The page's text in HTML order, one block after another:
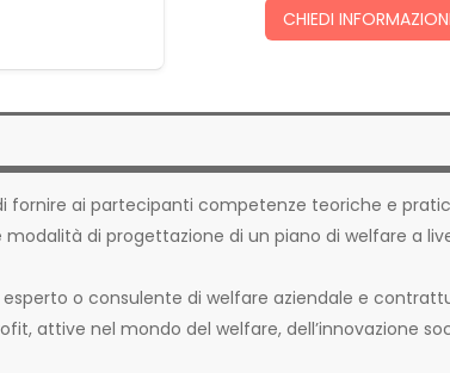
CHIEDI
fornire ai partecipanti competenze teoriche e
di progettazione di un piano di welfare a
o consulente di welfare aziendale e
attive nel mondo del welfare, dell’innovazione